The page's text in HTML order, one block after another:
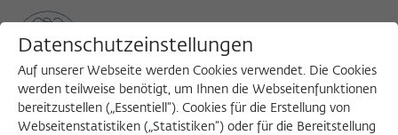
MENU
Search
Datenschutzeinstellungen
Auf unserer Webseite werden Cookies verwendet. Die Cookies
werden teilweise benötigt, um Ihnen die Webseitenfunktionen
bereitzustellen („Essentiell“). Cookies für die Erstellung von
Webseitenstatistiken („Statistiken“) oder für die Bereitstellung